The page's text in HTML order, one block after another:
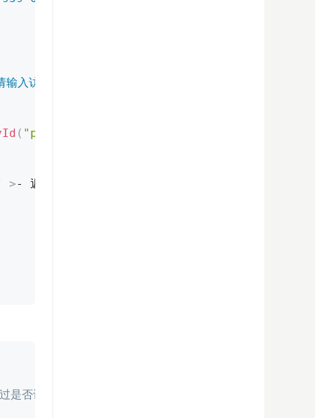
输入访问密码查看
( "pw-error"
>- 返回上一级页面 -
否设置自定义字段password来判断加密